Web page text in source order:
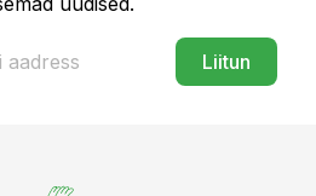
Liitun